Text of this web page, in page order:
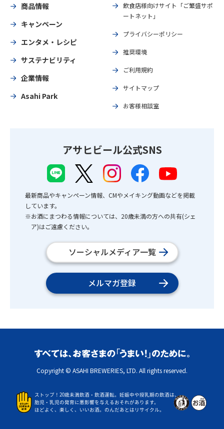
商品情報
キャンペーン
エンタメ・レシピ
サステナビリティ
企業情報
Asahi Park
飲食店様向けサイト「ご繁盛サポ
ートネット」
プライバシーポリシー
推奨環境
ご利用規約
サイトマップ
お客様相談室
アサヒビール公式SNS
最新商品やキャンペーン情報、CMやメイキング動画などを掲載
しています。
※お酒にまつわる情報については、20歳未満の方への共有(シェ
ア)はご遠慮ください。
ソーシャルメディア一覧
メルマガ登録
Copyright © ASAHI BREWERIES, LTD. All rights reserved.